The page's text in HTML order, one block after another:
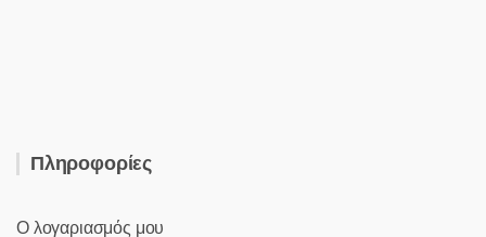
Πληροφορίες
Ο λογαριασμός μου